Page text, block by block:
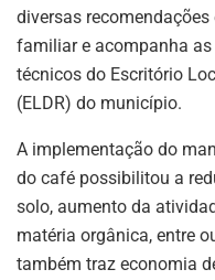
diversas
familiar e acompanha
técnicos do Escritório
(ELDR) do município.
A implementação do
do café possibilitou a
solo, aumento da
matéria orgânica, entre
também traz economia